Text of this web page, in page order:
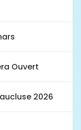
Ouvert
2026